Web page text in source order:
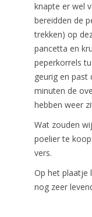
knapte er wel
bereidden de
trekken) op
pancetta en
peperkorrels
geurig en past
minuten de
hebben weer
Wat zouden
poelier te
vers.
Op het plaatje
nog zeer